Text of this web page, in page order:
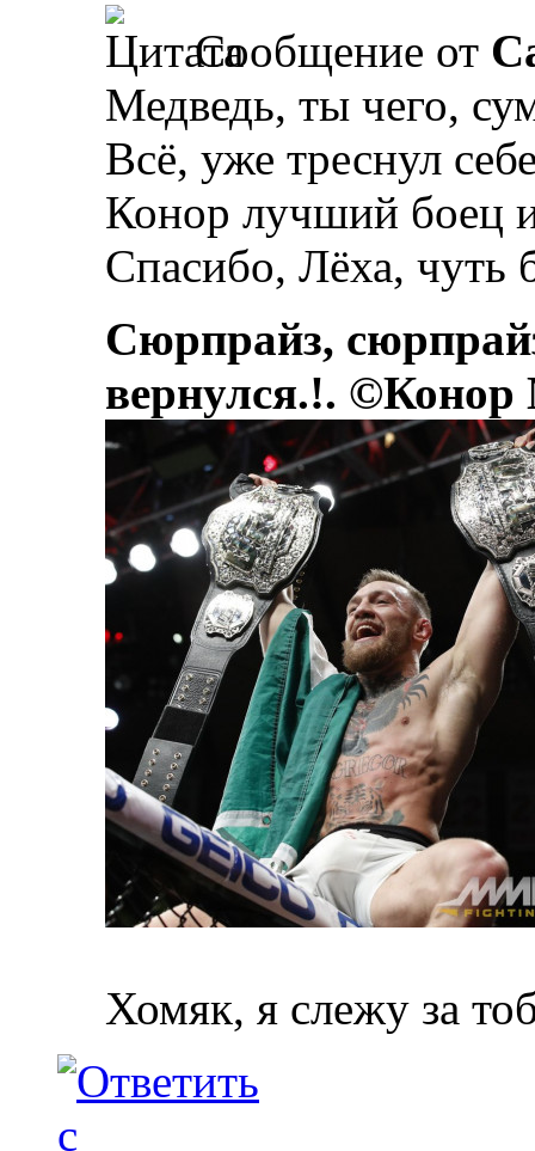
Сообщение от
Медведь, ты чего,
Всё, уже треснул
Конор лучший боец
Спасибо, Лёха, чуть
Сюрпрайз,
вернулся.!.
Хомяк, я слежу за